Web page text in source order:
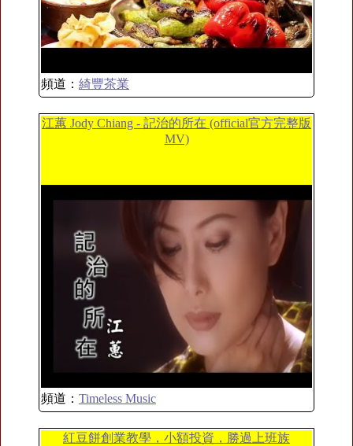
頻道： 綺豐茶業
江蕙 Jody Chiang - 記治的所在 (official官方完整版
MV)
頻道： Timeless Music
紅豆餅創業教學，小額投資，勝過上班族